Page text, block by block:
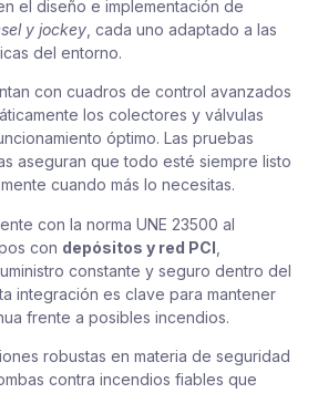
el diseño e implementación de
y jockey , cada uno adaptado a las
del entorno.
con cuadros de control avanzados
los colectores y válvulas
óptimo. Las pruebas
aseguran que todo esté siempre listo
cuando más lo necesitas.
con la norma UNE 23500 al
con depósitos y red PCI
constante y seguro dentro del
integración es clave para mantener
frente a posibles incendios.
robustas en materia de seguridad
contra incendios fiables que